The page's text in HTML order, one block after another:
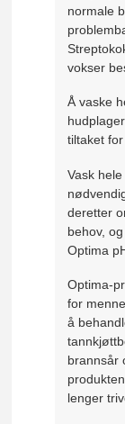
normale
vokser
Å vaske
tiltaket
Vask
deretter
behov,
Optima
Optima-
for
å
brannsår
lenger